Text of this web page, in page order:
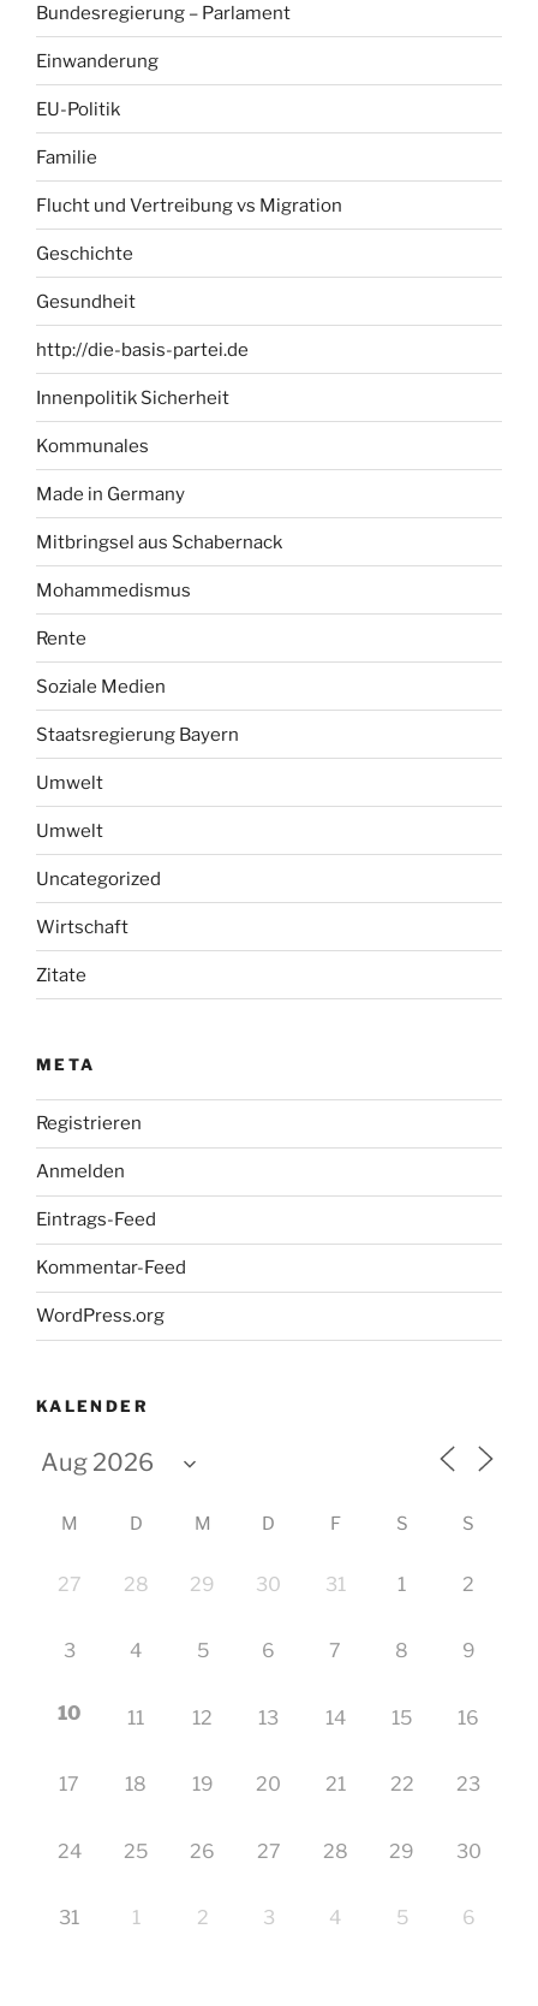
Bundesregierung – Parlament
Einwanderung
EU-Politik
Familie
Flucht und Vertreibung vs Migration
Geschichte
Gesundheit
http://die-basis-partei.de
Innenpolitik Sicherheit
Kommunales
Made in Germany
Mitbringsel aus Schabernack
Mohammedismus
Rente
Soziale Medien
Staatsregierung Bayern
Umwelt
Umwelt
Uncategorized
Wirtschaft
Zitate
META
Registrieren
Anmelden
Eintrags-Feed
Kommentar-Feed
WordPress.org
KALENDER
M D M D F S S
27 28 29 30 31 1 2
3 4 5 6 7 8 9
10 11 12 13 14 15 16
17 18 19 20 21 22 23
24 25 26 27 28 29 30
31 1 2 3 4 5 6